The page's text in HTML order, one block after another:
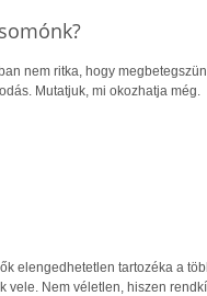
nem ritka, hogy
Mutatjuk, mi okozhatja még.
elengedhetetlen tartozéka a
vele. Nem véletlen, hiszen